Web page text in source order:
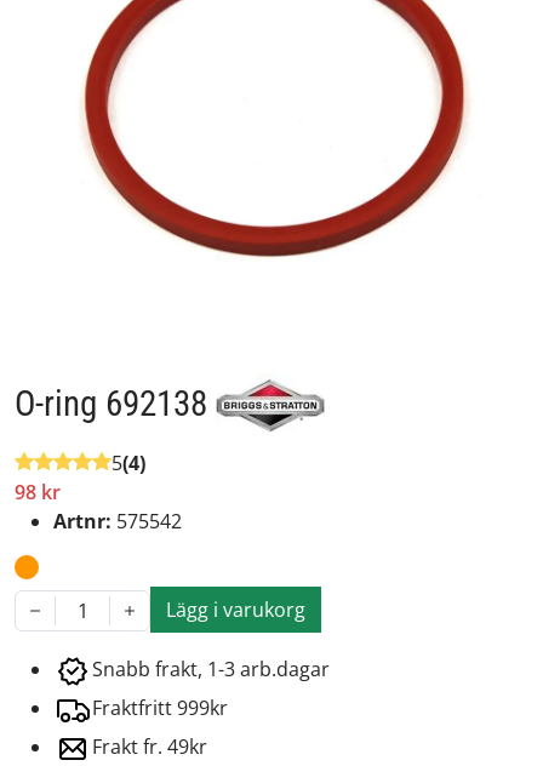
O-ring 692138
5(4)
98 kr
Artnr: 575542
1 Lägg i varukorg
Snabb frakt, 1-3 arb.dagar
Fraktfritt 999kr
Frakt fr. 49kr